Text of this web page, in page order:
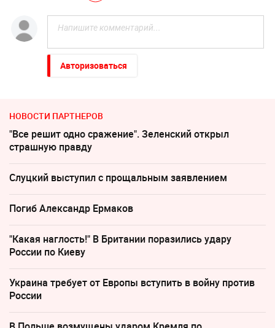
Авторизоваться
НОВОСТИ ПАРТНЕРОВ
"Все решит одно сражение". Зеленский открыл
страшную правду
Слуцкий выступил с прощальным заявлением
Погиб Александр Ермаков
"Какая наглость!" В Британии поразились удару
России по Киеву
Украина требует от Европы вступить в войну против
России